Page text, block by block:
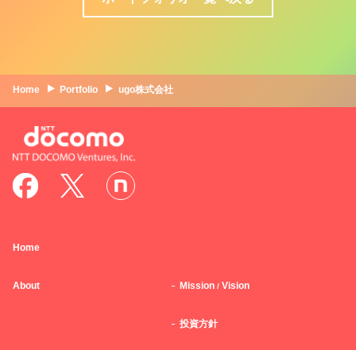
Home Portfolio ugo株式会社
Home
About Mission / Vision
投資方針